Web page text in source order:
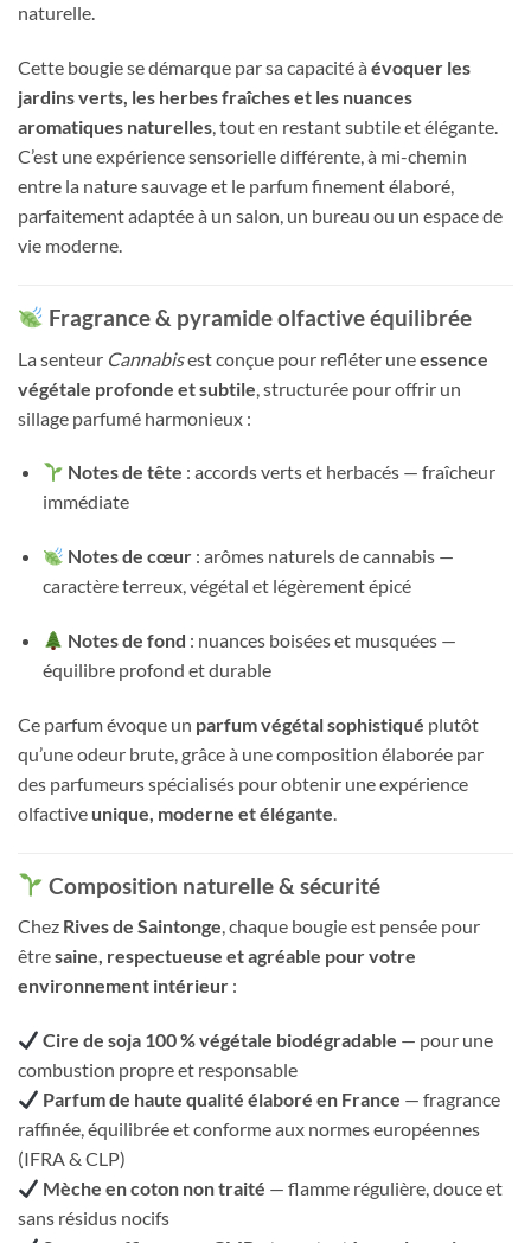
naturelle.
Cette bougie se démarque par sa capacité à évoquer les
jardins verts, les herbes fraîches et les nuances
aromatiques naturelles, tout en restant subtile et élégante.
C’est une expérience sensorielle différente, à mi-chemin
entre la nature sauvage et le parfum finement élaboré,
parfaitement adaptée à un salon, un bureau ou un espace de
vie moderne.
Fragrance & pyramide olfactive équilibrée
La senteur Cannabisest conçue pour refléter uneessence
végétale profonde et subtile , structurée pour offrir un
sillage parfumé harmonieux :
Notes de tête : accords verts et herbacés — fraîcheur
immédiate
Notes de cœur : arômes naturels de cannabis —
caractère terreux, végétal et légèrement épicé
Notes de fond : nuances boisées et musquées —
équilibre profond et durable
Ce parfum évoque un parfum végétal sophistiqué plutôt
qu’une odeur brute, grâce à une composition élaborée par
des parfumeurs spécialisés pour obtenir une expérience
olfactive unique, moderne et élégante.
Composition naturelle & sécurité
Chez Rives de Saintonge, chaque bougie est pensée pour
êtresaine, respectueuse et agréable pour votre
environnement intérieur :
Cire de soja 100 % végétale biodégradable — pour une
combustion propre et responsable
Parfum de haute qualité élaboré en France — fragrance
raffinée, équilibrée et conforme aux normes européennes
(IFRA & CLP)
Mèche en coton non traité — flamme régulière, douce et
sans résidus nocifs